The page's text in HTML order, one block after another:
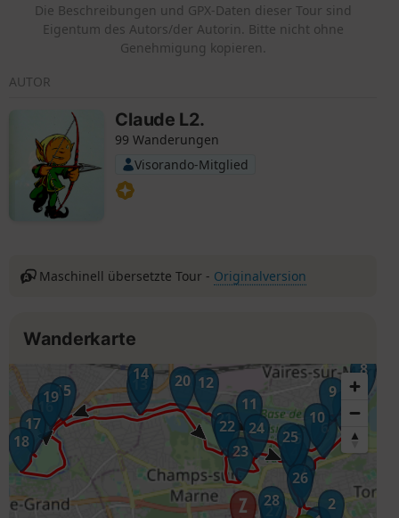
Die Beschreibungen und GPX-Daten dieser Tour sind
Eigentum des Autors/der Autorin. Bitte nicht ohne
Genehmigung kopieren.
AUTOR
Claude L2.
99 Wanderungen
Visorando-Mitglied
Maschinell übersetzte Tour - Originalversion
Wanderkarte
2
3
5
6
8
9
10
11
12
13
14
15
16
17
18
19
20
21
22
23
24 25
26
27
28